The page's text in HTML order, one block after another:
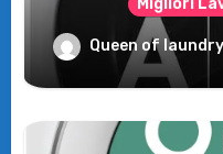
Recensione
MultiWash:
Queen of laundry